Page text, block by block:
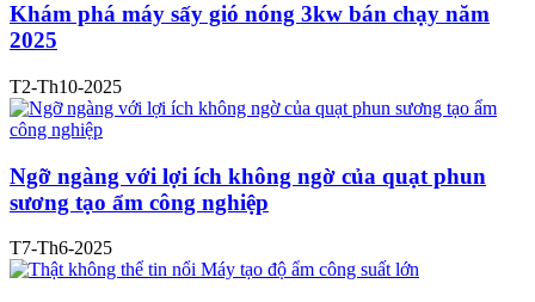
Khám phá máy sấy gió nóng 3kw bán chạy năm
2025
T2-Th10-2025
Ngỡ ngàng với lợi ích không ngờ của quạt phun
sương tạo ẩm công nghiệp
T7-Th6-2025